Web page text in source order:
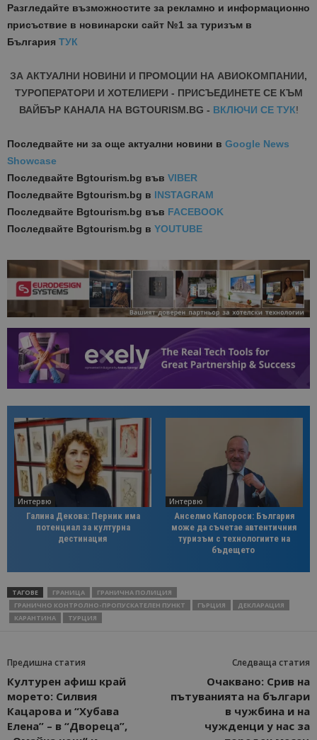
Разгледайте възможностите за рекламно и информационно
присъствие в новинарски сайт №1 за туризъм в
България ТУК
ЗА АКТУАЛНИ НОВИНИ И ПРОМОЦИИ НА АВИОКОМПАНИИ,
ТУРОПЕРАТОРИ И ХОТЕЛИЕРИ - ПРИСЪЕДИНЕТЕ СЕ КЪМ
ВАЙБЪР КАНАЛА НА BGTOURISM.BG - ВКЛЮЧИ СЕ ТУК!
Последвайте ни за още актуални новини в Google News
Showcase
Последвайте Bgtourism.bg във VIBER
Последвайте Bgtourism.bg в INSTAGRAM
Последвайте Bgtourism.bg във FACEBOOK
Последвайте Bgtourism.bg в YOUTUBE
Интервю
Галина Декова: Перник има
потенциал за културна
дестинация
Интервю
Анселмо Капороси: България
може да съчетае автентичния
туризъм с технологиите на
бъдещето
ТАГОВЕ ГРАНИЦА
ГРАНИЧНА ПОЛИЦИЯ
ГРАНИЧНО КОНТРОЛНО-ПРОПУСКАТЕЛЕН ПУНКТ
ГЪРЦИЯ
ДЕКЛАРАЦИЯ
КАРАНТИНА
ТУРЦИЯ
Предишна статия
Културен афиш край
морето: Силвия
Кацарова и “Хубава
Елена” – в “Двореца”,
Следваща статия
Очаквано: Срив на
пътуванията на българи
в чужбина и на
чужденци у нас за